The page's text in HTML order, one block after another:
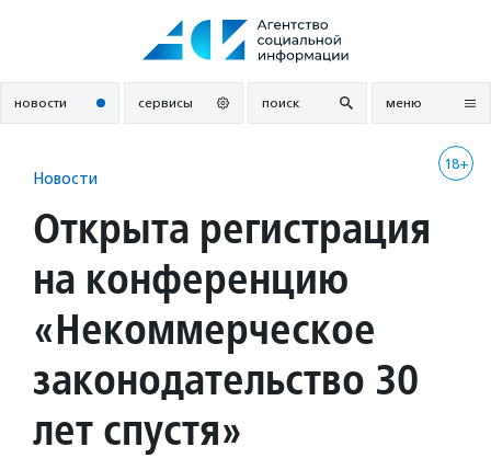
новости сервисы поиск меню
18+
Новости
Открыта регистрация
на конференцию
«Некоммерческое
законодательство 30
лет спустя»